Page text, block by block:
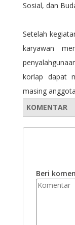
Sosial, dan
Setelah
karyawan
korlap dapat
masing
KOMENTAR
Beri